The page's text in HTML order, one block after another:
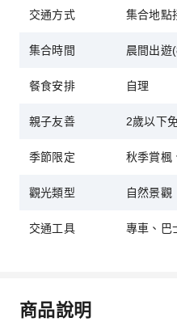
交通方式 集合地點
集合時間 晨間出遊
餐食安排 自理
親子友善 2歲以下
季節限定 秋季賞楓
觀光類型 自然景觀
交通工具 專車、巴
商品說明